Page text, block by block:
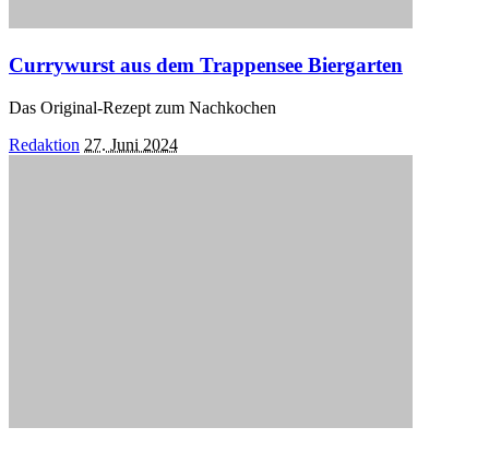
Currywurst aus dem Trappensee Biergarten
Das Original-Rezept zum Nachkochen
Posted
Redaktion 27. Juni 2024